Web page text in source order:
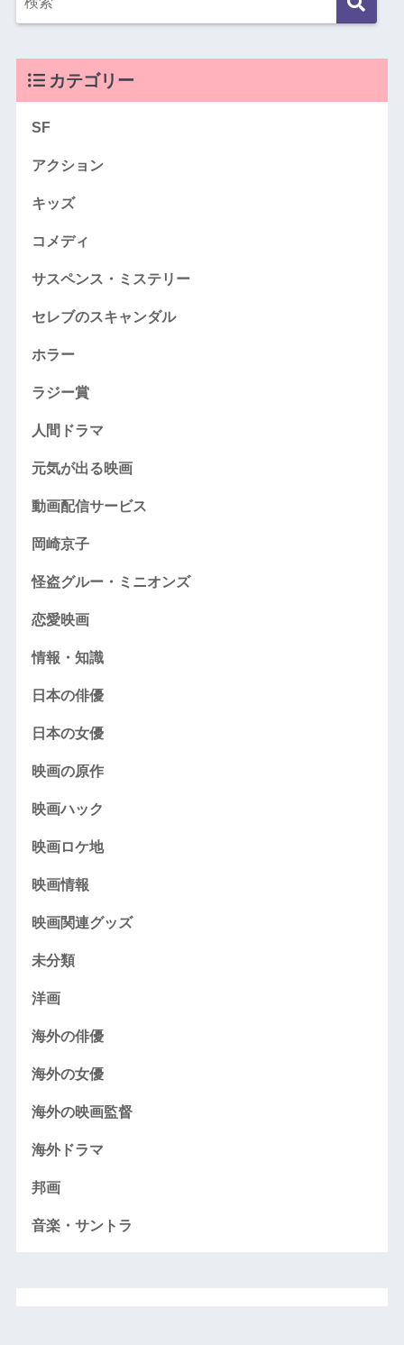
カテゴリー
SF
アクション
キッズ
コメディ
サスペンス・ミステリー
セレブのスキャンダル
ホラー
ラジー賞
人間ドラマ
元気が出る映画
動画配信サービス
岡崎京子
怪盗グルー・ミニオンズ
恋愛映画
情報・知識
日本の俳優
日本の女優
映画の原作
映画ハック
映画ロケ地
映画情報
映画関連グッズ
未分類
洋画
海外の俳優
海外の女優
海外の映画監督
海外ドラマ
邦画
音楽・サントラ